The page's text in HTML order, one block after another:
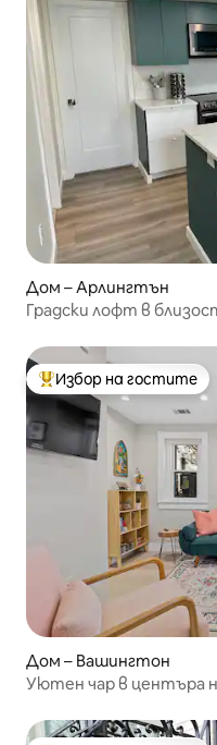
Дом – Арлингтън
Градски лофт в
Най-популярен избор
Избор на гостите
Дом – Вашингтон
Уютен чар в центъра